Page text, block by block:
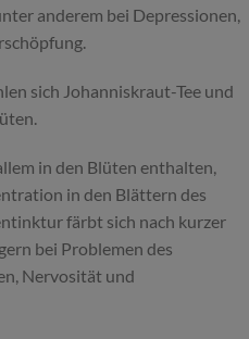
anderem bei Depressionen,
sich Johanniskraut-Tee und
in den Blüten enthalten,
in den Blättern des
färbt sich nach kurzer
bei Problemen des
Nervosität und